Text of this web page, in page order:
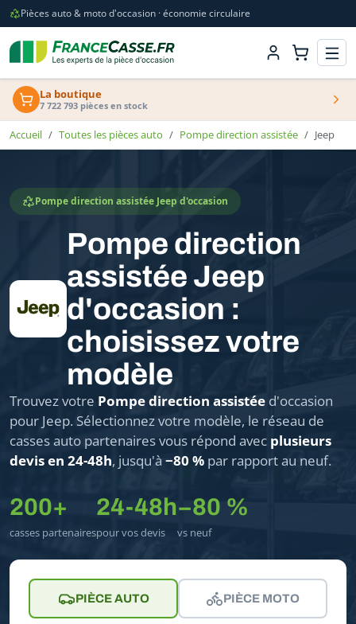
Pièces auto & moto d'occasion · économie circulaire
La boutique
7 722 793 pièces en stock
Accueil Toutes les pièces auto Pompe direction assistée Jeep
Pompe direction assistée Jeep d'occasion
Pompe direction
assistée Jeep
d'occasion :
choisissez votre
modèle
Trouvez votre Pompe direction assistée d'occasion
pour Jeep. Sélectionnez votre modèle, le réseau de
casses auto partenaires vous répond avec plusieurs
devis en 24-48h, jusqu'à −80 % par rapport au neuf.
200+
casses partenaires
24-48h
pour vos devis
−80 %
vs neuf
PIÈCE AUTO PIÈCE MOTO